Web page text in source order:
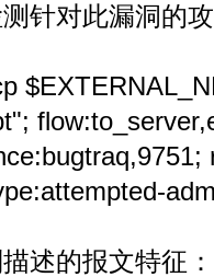
针对此漏洞的
述的报文特征：